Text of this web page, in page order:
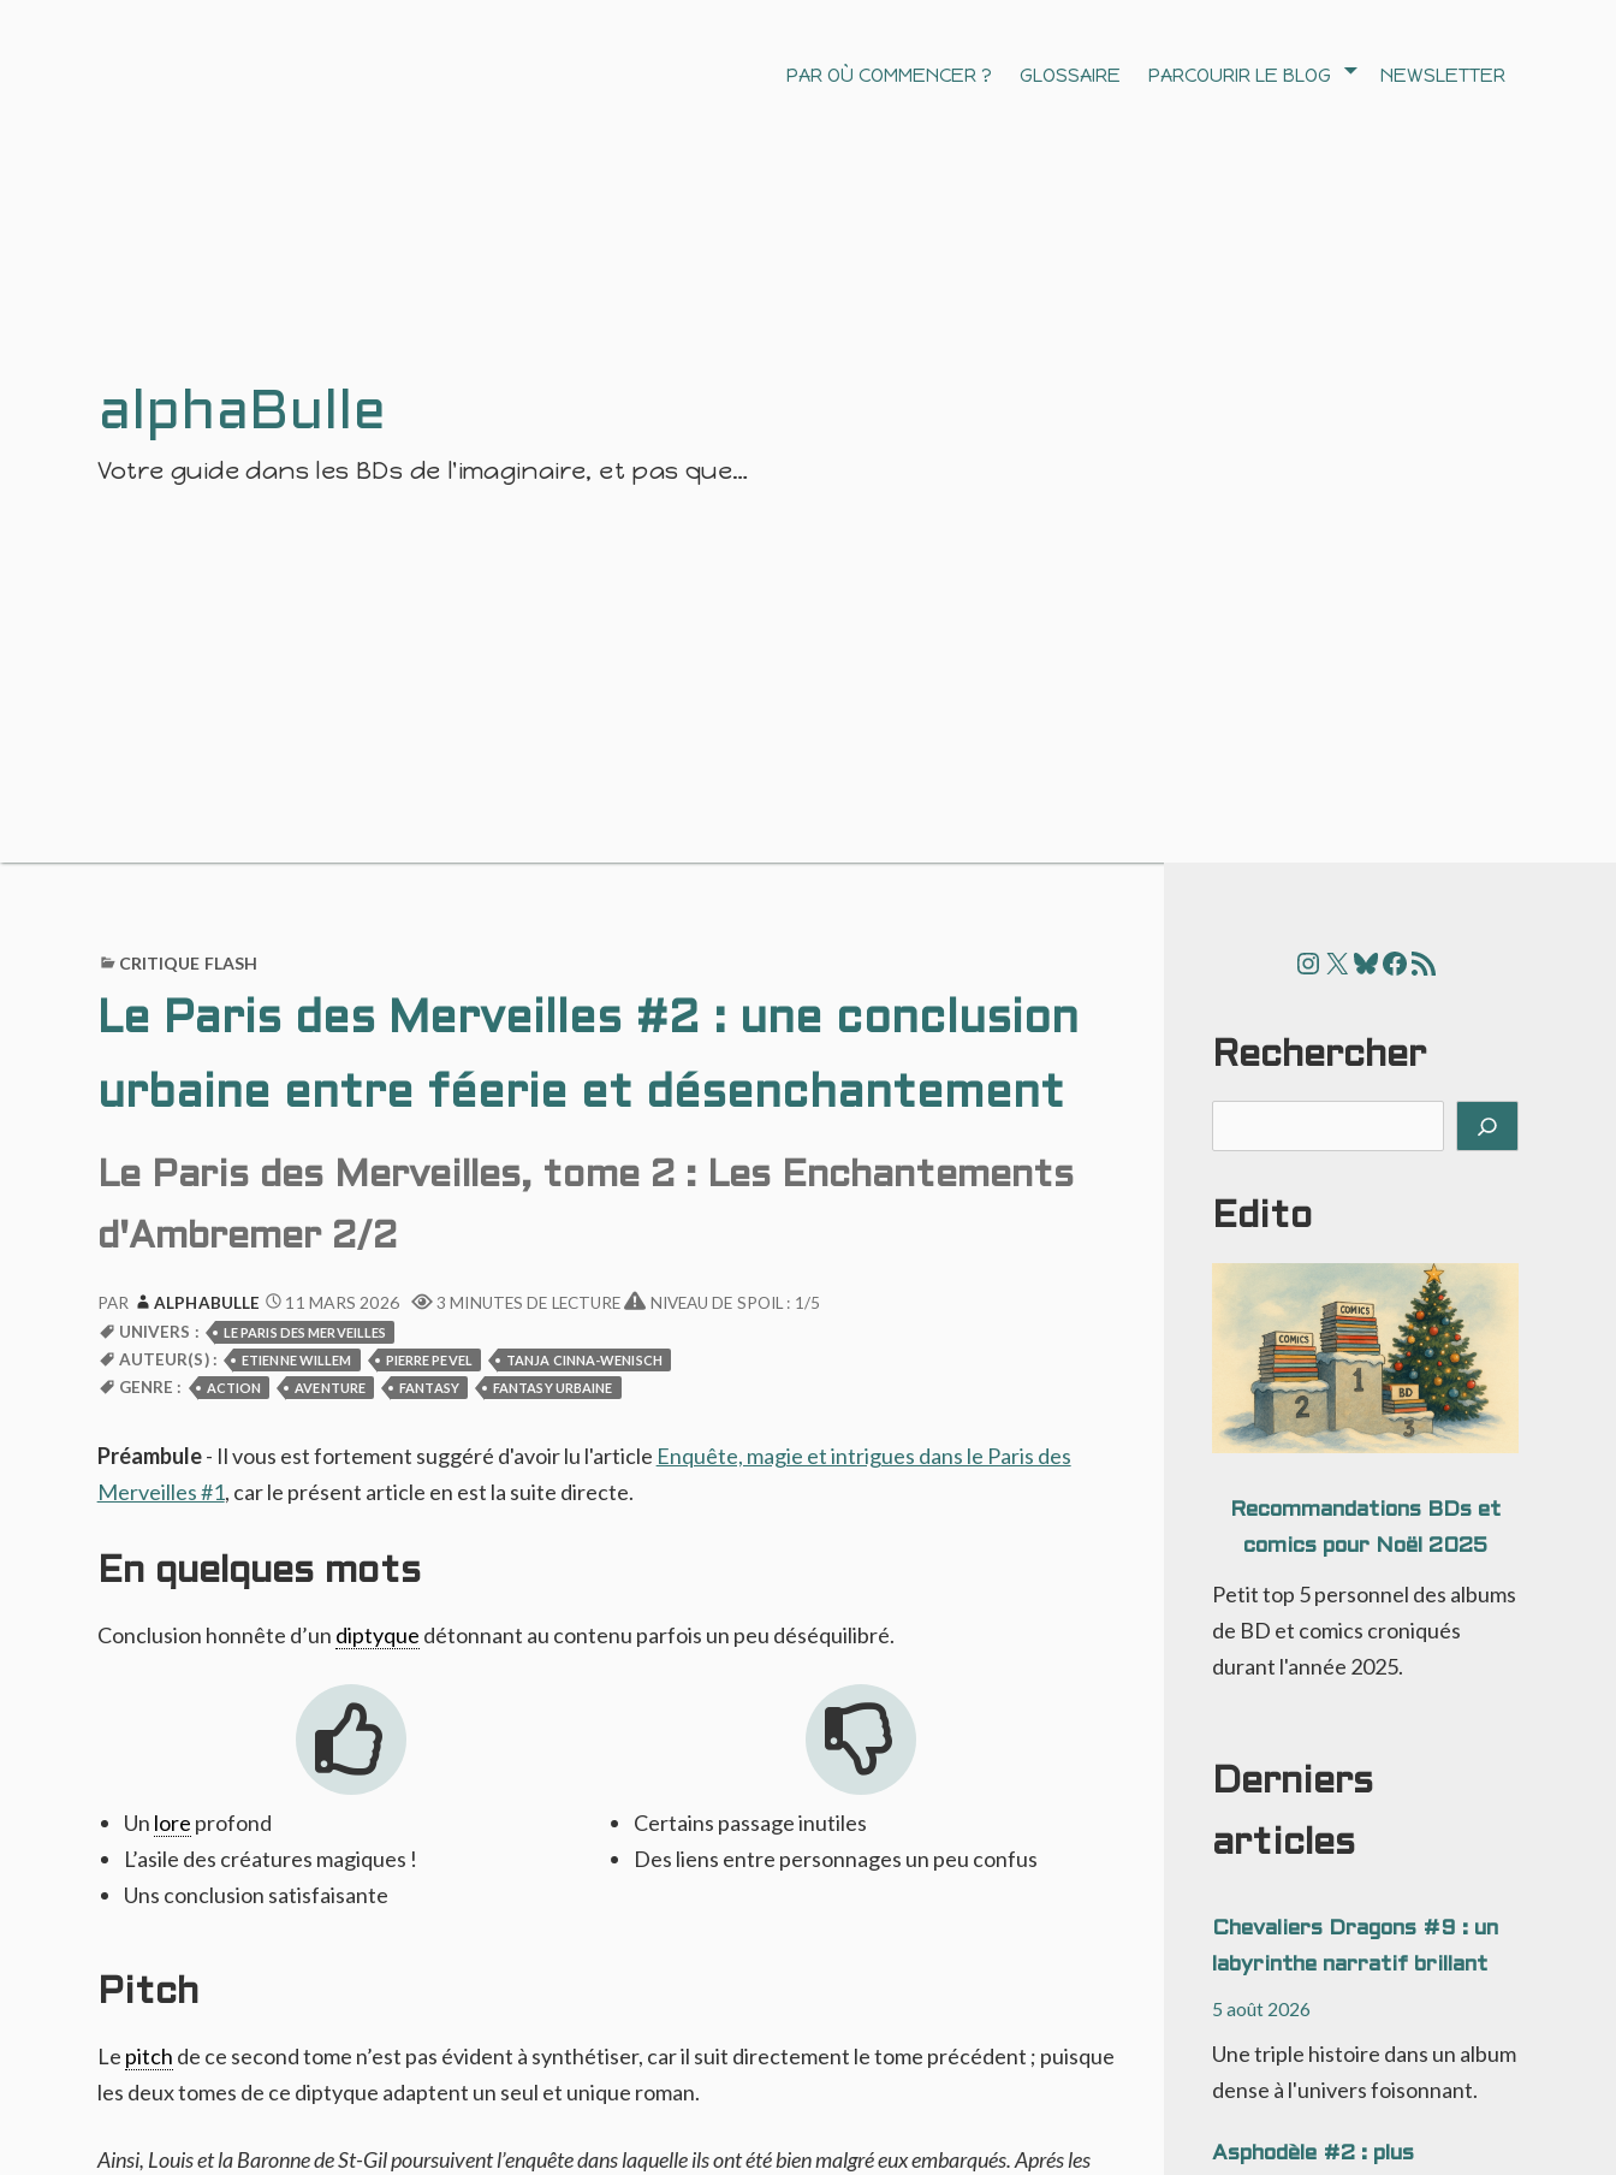
alphaBulle
Votre guide dans les BDs de l'imaginaire, et pas que…
PAR OÙ COMMENCER ? GLOSSAIRE PARCOURIR LE BLOG NEWSLETTER
CRITIQUE FLASH
Le Paris des Merveilles #2 : une conclusion
urbaine entre féerie et désenchantement
Le Paris des Merveilles, tome 2 : Les Enchantements
d'Ambremer 2/2
PAR ALPHABULLE 11 MARS 2026 3 MINUTES DE LECTURE
NIVEAU DE SPOIL : 1/5
UNIVERS :
LE PARIS DES MERVEILLES
AUTEUR(S) : ETIENNE WILLEM PIERRE PEVEL TANJA CINNA-WENISCH
GENRE : ACTION AVENTURE FANTASY FANTASY URBAINE
Préambule- Il vous est fortement suggéré d'avoir lu l'article Enquête, magie et intrigues dans le Paris des
Merveilles #1, car le présent article en est la suite directe.
En quelques mots
Conclusion honnête d’un diptyque détonnant au contenu parfois un peu déséquilibré.
Un lore profond
L’asile des créatures magiques !
Uns conclusion satisfaisante
Certains passage inutiles
Des liens entre personnages un peu confus
Pitch
Le pitch de ce second tome n’est pas évident à synthétiser, car il suit directement le tome précédent ; puisque
les deux tomes de ce diptyque adaptent un seul et unique roman.
Ainsi, Louis et la Baronne de St-Gil poursuivent l’enquête dans laquelle ils ont été bien malgré eux embarqués. Aprés les
Instagram
X Bluesky
Facebook
Articles
Rechercher
Edito
Recommandations BDs et
comics pour Noël 2025
Petit top 5 personnel des albums
de BD et comics croniqués
durant l'année 2025.
Derniers
articles
Chevaliers Dragons #9 : un
labyrinthe narratif brillant
5 août 2026
Une triple histoire dans un album
dense à l'univers foisonnant.
Asphodèle #2 : plus